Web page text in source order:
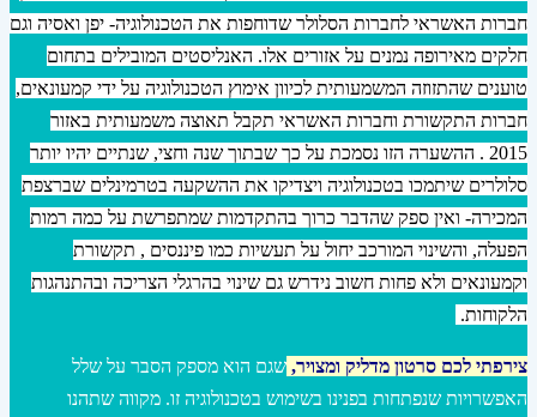
חברות האשראי לחברות הסלולר שדוחפות את הטכנולוגיה- יפן ואסיה וגם
חלקים מאירופה נמנים על אזורים אלו. האנליסטים המובילים בתחום
טוענים שהתזוזה המשמעותית לכיוון אימוץ הטכנולוגיה על ידי קמעונאים,
חברות התקשורת וחברות האשראי תקבל תאוצה משמעותית באזור
2015 . ההשערה הזו נסמכת על כך שבתוך שנה וחצי, שנתיים יהיו יותר
סלולרים שיתמכו בטכנולוגיה ויצדיקו את ההשקעה בטרמינלים שברצפת
המכירה- ואין ספק שהדבר כרוך בהתקדמות שמתפרשת על כמה רמות
הפעלה, והשינוי המורכב יחול על תעשיות כמו פיננסים , תקשורת
וקמעונאים ולא פחות חשוב נידרש גם שינוי בהרגלי הצריכה ובהתנהגות
הלקוחות.
צירפתי לכם סרטון מדליק ומצויר, שגם הוא מספק הסבר על שלל
האפשרויות שנפתחות בפנינו בשימוש בטכנולוגיה זו. מקווה שתהנו